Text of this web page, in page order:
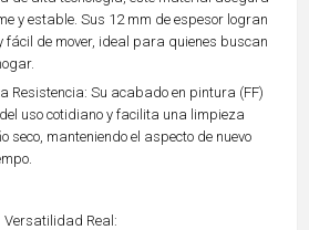
y estable. Sus 12 mm de espesor logran
fácil de mover, ideal para quienes buscan
Resistencia: Su acabado en pintura (FF)
uso cotidiano y facilita una limpieza
seco, manteniendo el aspecto de nuevo
Versatilidad Real: